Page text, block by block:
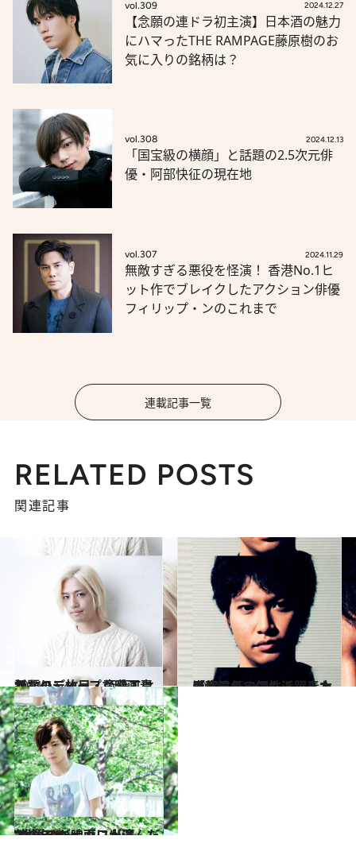
vol.309 2024.12.27
【念願の連ドラ初主演】日本酒の魅力
にハマったTHE RAMPAGE藤原樹のお
気に入りの銘柄は？
vol.308 2024.12.13
「国宝級の横顔」と話題の2.5次元俳
優・阿部快征の現在地
vol.307 2024.11.29
無敵すぎる悪役を怪演！ 香港No.1ヒ
ット作でブレイクしたアクション俳優
フィリップ・ンのこれまで
連載記事一覧
RELATED POSTS
関連記事
2011.11.4
話題の二枚目・斎藤工は かなりディープな映画青年
カルチャー 2011.10.14
「龍馬伝」でも活躍した 男気溢れる個性派、青木崇高
カルチャー
2011.8.26
“世界のニナガワが選んだ美少年”が映画に出演
カルチャー